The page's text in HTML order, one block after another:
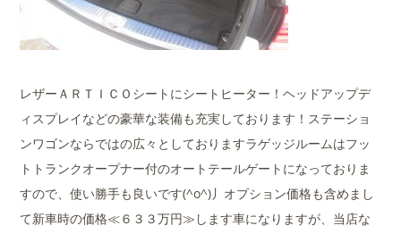
レザーＡＲＴＩＣＯシートにシートヒーター！ヘッドアップデ
ィスプレイなどの豪華な装備も充実しております！ステーショ
ンワゴンならではの広々としておりますラゲッジルームはフッ
トトランクオープナー付のオートテールゲートになっておりま
すので、使い勝手も良いです(^o^)丿オプション価格も含めまし
て新車時の価格≪６３３万円≫します車になりますが、当店な